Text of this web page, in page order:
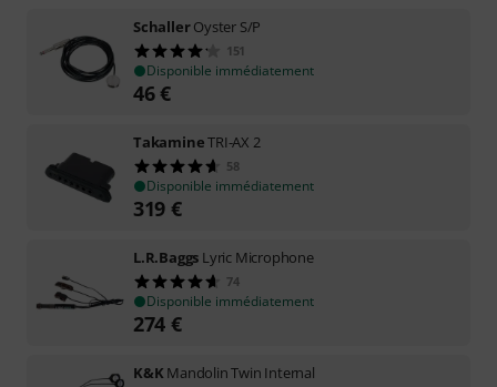
SchallerOyster S/P
151
Disponible immédiatement
46€
TakamineTRI-AX 2
58
Disponible immédiatement
319 €
L.R.Baggs Lyric Microphone
74
Disponible immédiatement
274 €
K&K Mandolin Twin Internal